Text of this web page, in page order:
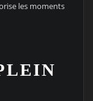
les moments